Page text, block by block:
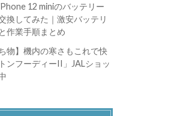
12 miniのバッテリー
換してみた｜激安バッテリ
作業手順まとめ
ち物】機内の寒さもこれで快
ンフーディーII」JALショッ